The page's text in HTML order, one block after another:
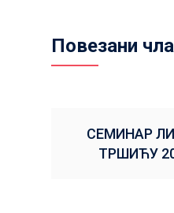
Повезани
СЕМИНАР
ТРШИЋУ